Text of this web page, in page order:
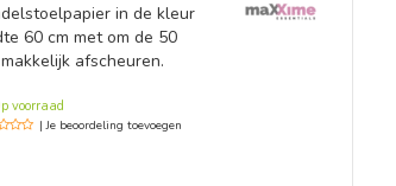
in de kleur
60 cm met om de 50
afscheuren.
voorraad
| Je beoordeling toevoegen